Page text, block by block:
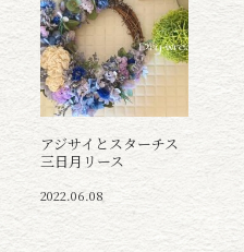
アジサイとスターチス
三日月リース
2022.06.08